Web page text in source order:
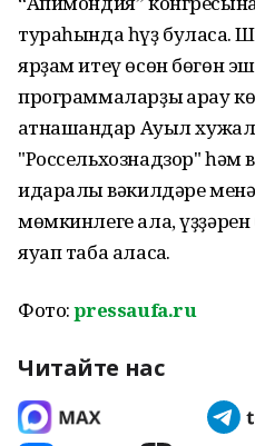
тураһында һүҙ буласаҡ.
ярҙам итеү өсөн бөгөн
программаларҙы ҡарау
ҡатнашҡандар Ауыл
"Россельхознадзор" һәм
идаралыҡ вәкилдәре
мөмкинлеге ала, үҙҙәрен
яуап таба аласаҡ.
Фото:pressaufa.ru
Читайте нас